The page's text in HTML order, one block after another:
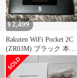
¥2,499
Rakuten WiFi Pocket 2C
(ZR03M) ブラック 本体
のみ